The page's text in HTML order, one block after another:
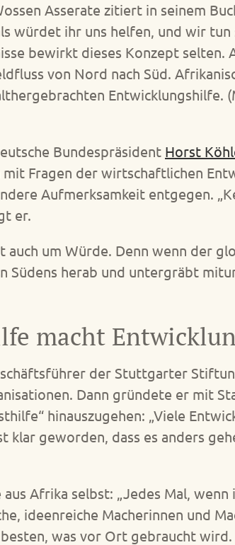
Asserate zitiert in seinem
würdet ihr uns helfen, und wir tun
bewirkt dieses Konzept selten.
von Nord nach Süd.
Entwicklungshilfe.
Bundespräsident Horst
Fragen der wirtschaftlichen
Aufmerksamkeit entgegen.
er.
um Würde. Denn wenn der
herab und untergräbt
macht
der Stuttgarter
Dann gründete er mit
hinauszugehen: „Viele
geworden, dass es anders
Afrika selbst: „Jedes Mal,
ideenreiche Macherinnen und
was vor Ort gebraucht